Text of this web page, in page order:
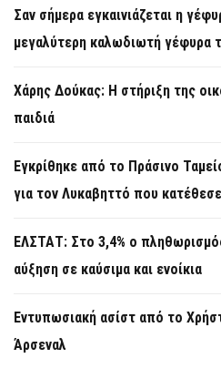
Σαν σήμερα εγκαινιάζεται η
μεγαλύτερη καλωδιωτή γέφυρα
Χάρης Δούκας: Η στήριξη της
παιδιά
Εγκρίθηκε από το Πράσινο
για τον Λυκαβηττό που
ΕΛΣΤΑΤ: Στο 3,4% ο
αύξηση σε καύσιμα και ενοίκια
Εντυπωσιακή ασίστ από το
Άρσεναλ